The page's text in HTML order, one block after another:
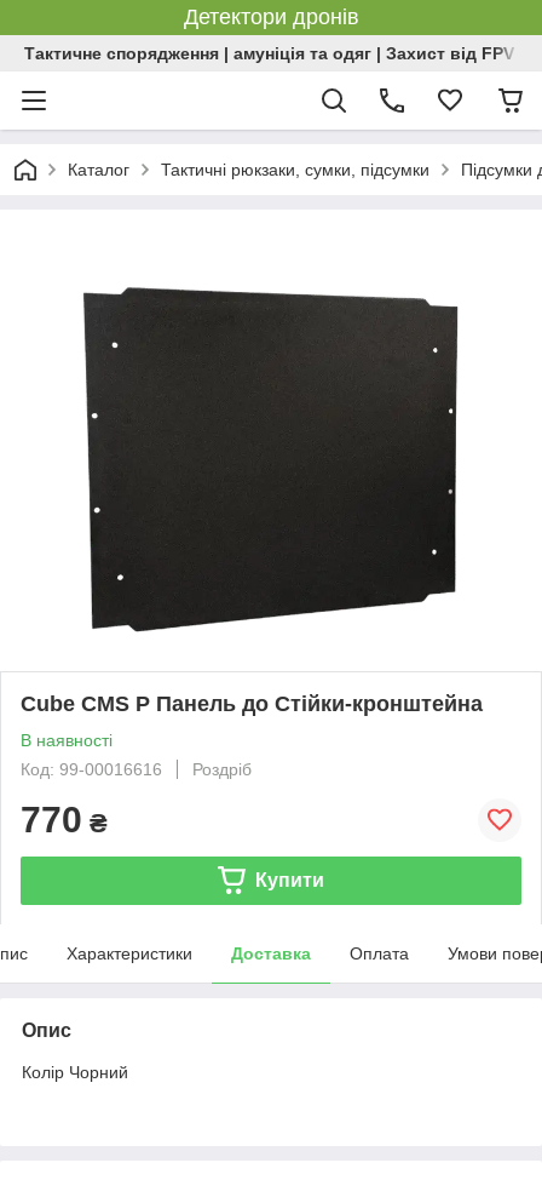
Детектори дронів
Тактичне спорядження | амуніція та одяг | Захист від FPV |
Каталог Тактичні рюкзаки, сумки, підсумки Підсумки
Cube CMS P Панель до Стійки-кронштейна
В наявності
Код: 99-00016616
Роздріб
770 ₴
Купити
Характеристики Доставка Оплата Умови
Опис
Колір Чорний